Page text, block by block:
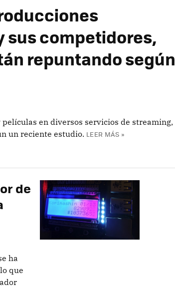
sus competidores,
repuntando según
en diversos servicios de streaming,
un reciente estudio. LEER MÁS »
de
ha
que